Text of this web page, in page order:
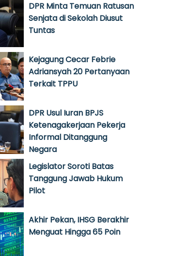
DPR Minta Temuan Ratusan
Senjata di Sekolah Diusut
Tuntas
Kejagung Cecar Febrie
Adriansyah 20 Pertanyaan
Terkait TPPU
DPR Usul Iuran BPJS
Ketenagakerjaan Pekerja
Informal Ditanggung
Negara
Legislator Soroti Batas
Tanggung Jawab Hukum
Pilot
Akhir Pekan, IHSG Berakhir
Menguat Hingga 65 Poin